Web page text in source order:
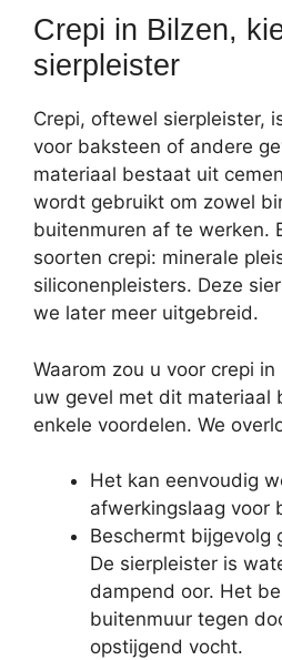
Crepi in Bilzen,
sierpleister
Crepi, oftewel sierpleister,
voor baksteen of andere
materiaal bestaat uit
wordt gebruikt om zowel
buitenmuren af te werken.
soorten crepi: minerale
siliconenpleisters. Deze
we later meer uitgebreid.
Waarom zou u voor crepi in
uw gevel met dit materiaal
enkele voordelen. We
Het kan eenvoudig
afwerkingslaag voor
Beschermt bijgevolg
De sierpleister is
dampend oor. Het
buitenmuur tegen
opstijgend vocht.